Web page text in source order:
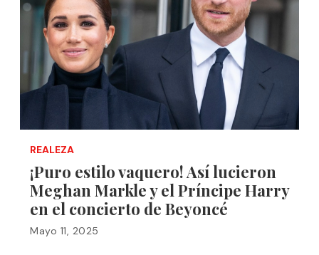
REALEZA
¡Puro estilo vaquero! Así lucieron
Meghan Markle y el Príncipe Harry
en el concierto de Beyoncé
Mayo 11, 2025